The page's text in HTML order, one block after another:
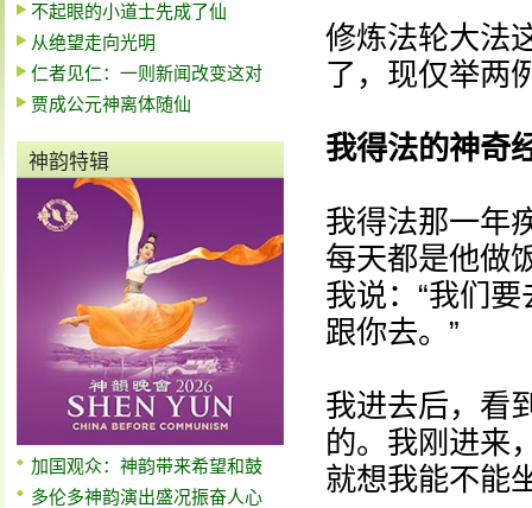
不起眼的小道士先成了仙
从绝望走向光明
仁者见仁：一则新闻改变这对
贾成公元神离体随仙
神韵特辑
加国观众：神韵带来希望和鼓
多伦多神韵演出盛况振奋人心
修炼法轮大法
了，现仅举两
我得法的神奇
我得法那一年
每天都是他做
我说：“我们
跟你去。”
我进去后，看
的。我刚进来
就想我能不能